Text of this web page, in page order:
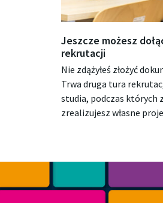
Jeszcze możesz
rekrutacji
Nie zdążyłeś złożyć
Trwa druga tura
studia, podczas których
zrealizujesz własne